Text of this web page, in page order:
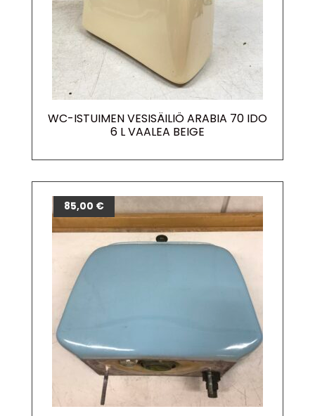
WC-ISTUIMEN VESISÄILIÖ ARABIA 70 IDO
6 L VAALEA BEIGE
85,00 €